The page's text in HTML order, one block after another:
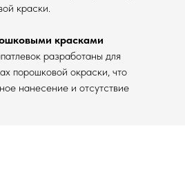
краски.
красками
разработаны для
порошковой окраски, что
нанесение и отсутствие